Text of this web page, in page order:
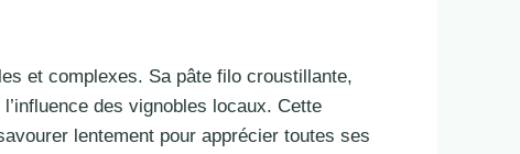
et complexes. Sa pâte filo croustillante,
des vignobles locaux. Cette
lentement pour apprécier toutes ses